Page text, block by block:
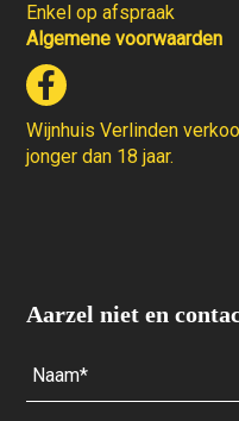
Enkel op afspraak
Algemene voorwaarden
Wijnhuis Verlinden
jonger dan 18 jaar.
Aarzel niet en